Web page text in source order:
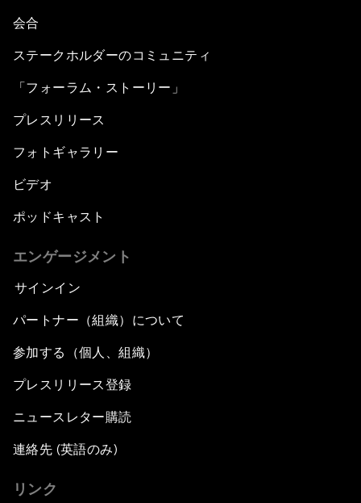
会合
ステークホルダーのコミュニティ
「フォーラム・ストーリー」
プレスリリース
フォトギャラリー
ビデオ
ポッドキャスト
エンゲージメント
サインイン
パートナー（組織）について
参加する（個人、組織）
プレスリリース登録
ニュースレター購読
連絡先 (英語のみ)
リンク